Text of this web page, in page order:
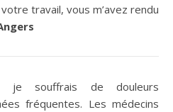
travail, vous m’avez rendu
je souffrais de douleurs
fréquentes. Les médecins